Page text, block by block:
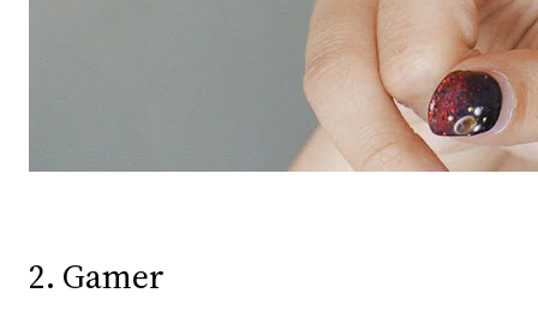
2. Gamer